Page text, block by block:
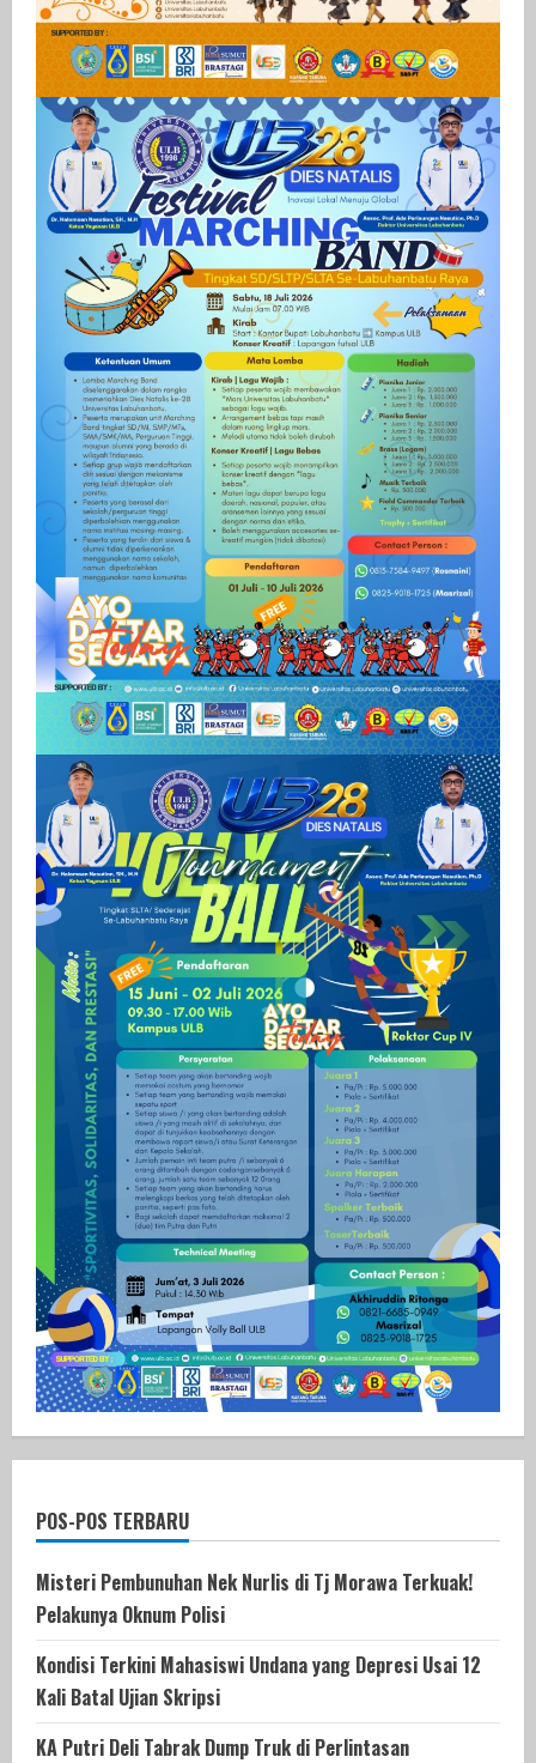
POS-POS TERBARU
Misteri Pembunuhan Nek Nurlis di Tj Morawa Terkuak!
Pelakunya Oknum Polisi
Kondisi Terkini Mahasiswi Undana yang Depresi Usai 12
Kali Batal Ujian Skripsi
KA Putri Deli Tabrak Dump Truk di Perlintasan